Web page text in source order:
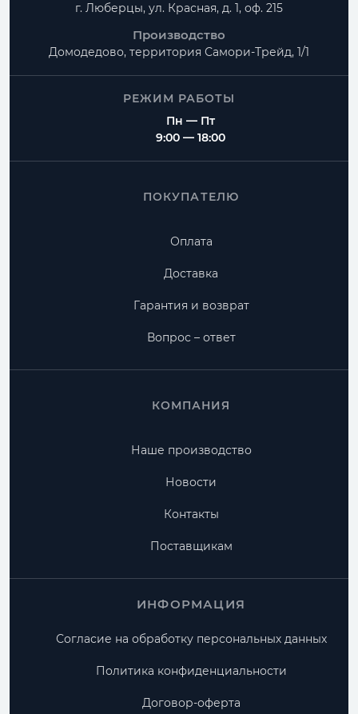
г. Люберцы, ул. Красная, д. 1, оф. 215
Производство
Домодедово, территория Самори-Трейд, 1/1
РЕЖИМ РАБОТЫ
Пн — Пт
9:00 — 18:00
ПОКУПАТЕЛЮ
Оплата
Доставка
Гарантия и возврат
Вопрос – ответ
КОМПАНИЯ
Наше производство
Новости
Контакты
Поставщикам
ИНФОРМАЦИЯ
Согласие на обработку персональных данных
Политика конфиденциальности
Договор-оферта